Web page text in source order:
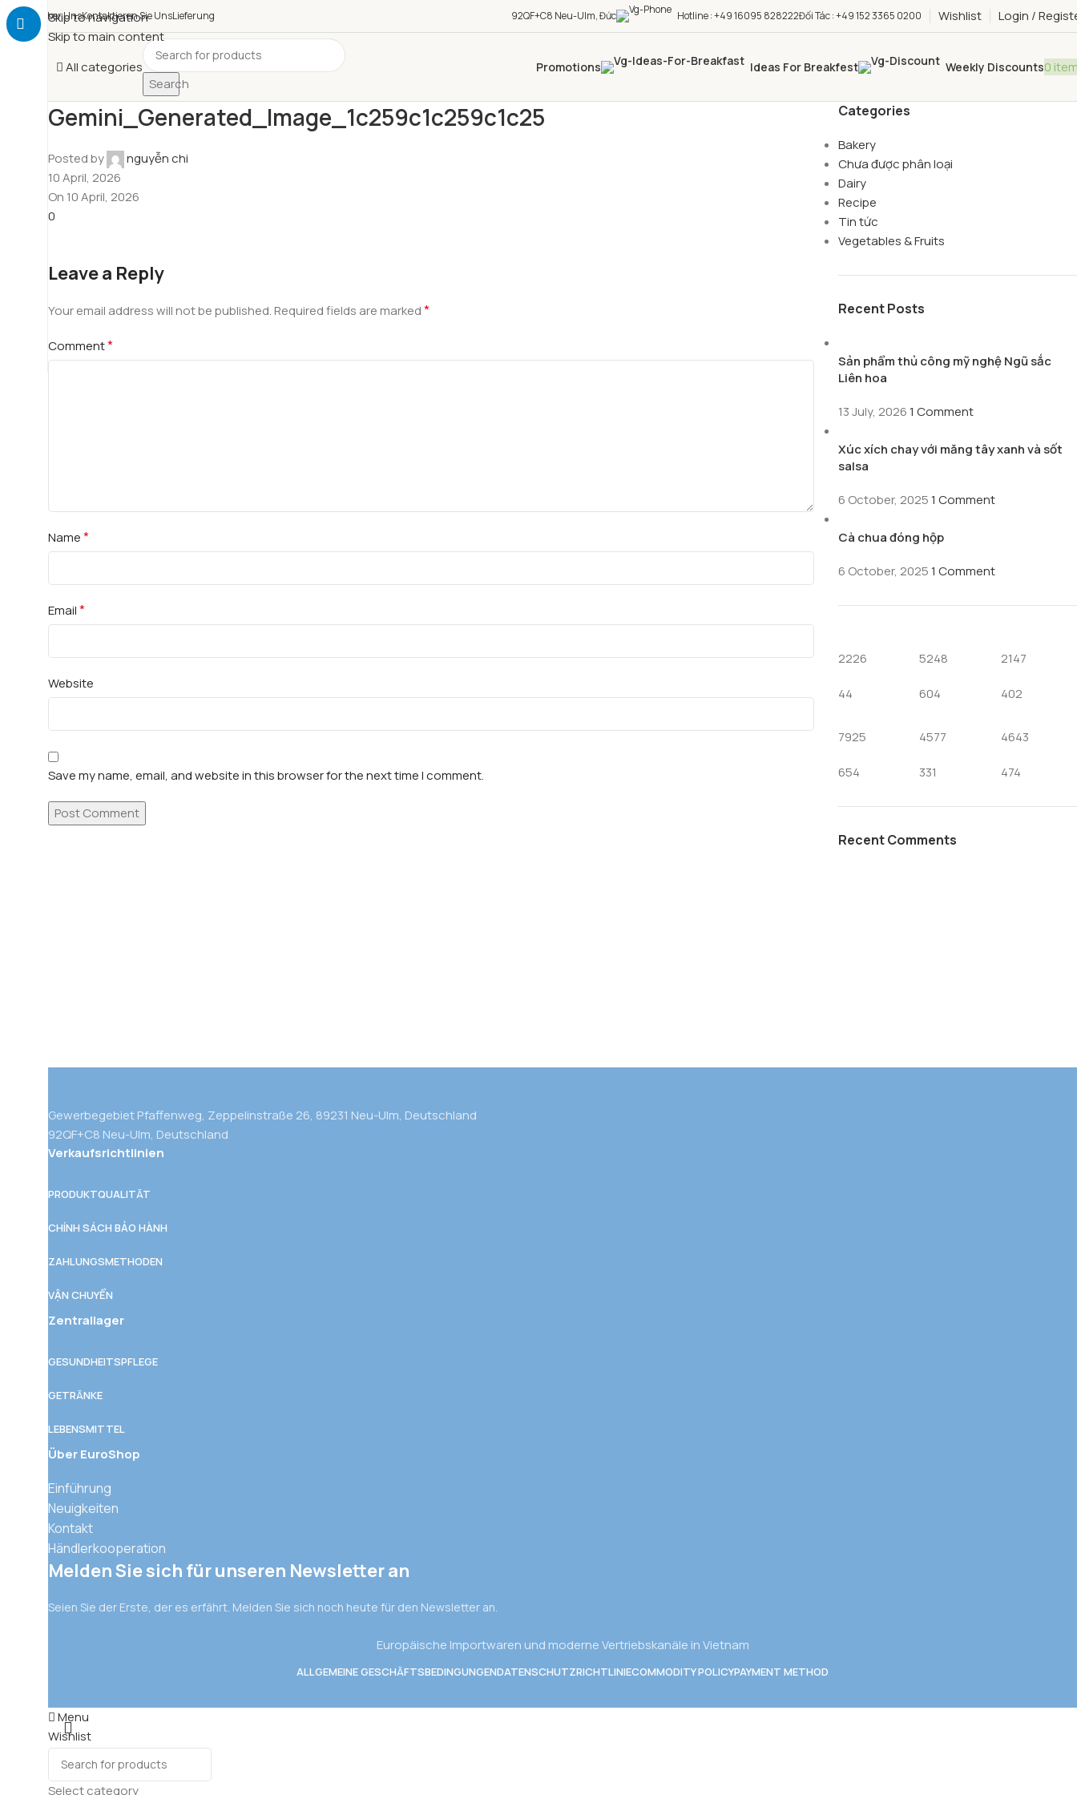
Skip to navigation
Skip to main content
Über UnsKontaktieren Sie UnsLieferung 92QF+C8 Neu-Ulm, Đức Hotline : +49 16095 828222Đối Tác : +49 152 3365 0200 Wishlist Login /
All categories
Search
Promotions Ideas For Breakfest Weekly Discounts0
Gemini_Generated_Image_1c259c1c259c1c25
Posted by
nguyễn chi
10 April, 2026
On 10 April, 2026
0
Leave a Reply
Your email address will not be published.Required fields are marked*
Comment*
Name*
Email*
Website
Save my name, email, and website in this browser for the next time I comment.
Categories
Bakery
Chưa được phân loại
Dairy
Recipe
Tin tức
Vegetables & Fruits
Recent Posts
Sản phẩm thủ công mỹ nghệ Ngũ sắc
Liên hoa
13 July, 20261 Comment
Xúc xích chay với măng tây xanh và sốt
salsa
6 October, 20251 Comment
Cà chua đóng hộp
6 October, 20251 Comment
2226
44
5248
604
2147
402
7925
654
4577
331
4643
474
Recent Comments
Gewerbegebiet Pfaffenweg, Zeppelinstraße 26, 89231 Neu-Ulm, Deutschland
92QF+C8 Neu-Ulm, Deutschland
Verkaufsrichtlinien
PRODUKTQUALITÄT
CHÍNH SÁCH BẢO HÀNH
ZAHLUNGSMETHODEN
VẬN CHUYỂN
Zentrallager
GESUNDHEITSPFLEGE
GETRÄNKE
LEBENSMITTEL
Über EuroShop
Einführung
Neuigkeiten
Kontakt
Händlerkooperation
Melden Sie sich für unseren Newsletter an
Seien Sie der Erste, der es erfährt. Melden Sie sich noch heute für den Newsletter an.
Europäische Importwaren und moderne Vertriebskanäle in Vietnam
ALLGEMEINE GESCHÄFTSBEDINGUNGENDATENSCHUTZRICHTLINIECOMMODITY POLICYPAYMENT METHOD
Select category
Menu
Wishlist
0